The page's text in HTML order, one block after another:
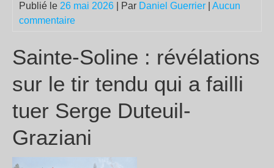
Publié le 26 mai 2026 | Par Daniel Guerrier
Aucun
commentaire
Sainte-Soline : révélations
sur le tir tendu qui a failli
tuer Serge Duteuil-
Graziani